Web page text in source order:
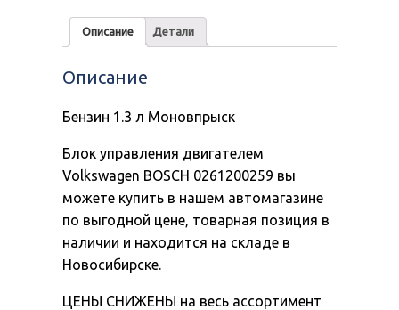
Описание Детали
Описание
Бензин 1.3 л Моновпрыск
Блок управления двигателем
Volkswagen BOSCH 0261200259 вы
можете купить в нашем автомагазине
по выгодной цене, товарная позиция в
наличии и находится на складе в
Новосибирске.
ЦЕНЫ СНИЖЕНЫ на весь ассортимент